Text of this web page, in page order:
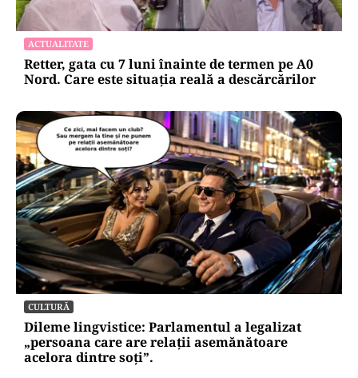
ACTUALITATE
Retter, gata cu 7 luni înainte de termen pe A0
Nord. Care este situația reală a descărcărilor
CULTURĂ
Dileme lingvistice: Parlamentul a legalizat
„persoana care are relații asemănătoare
acelora dintre soți”.